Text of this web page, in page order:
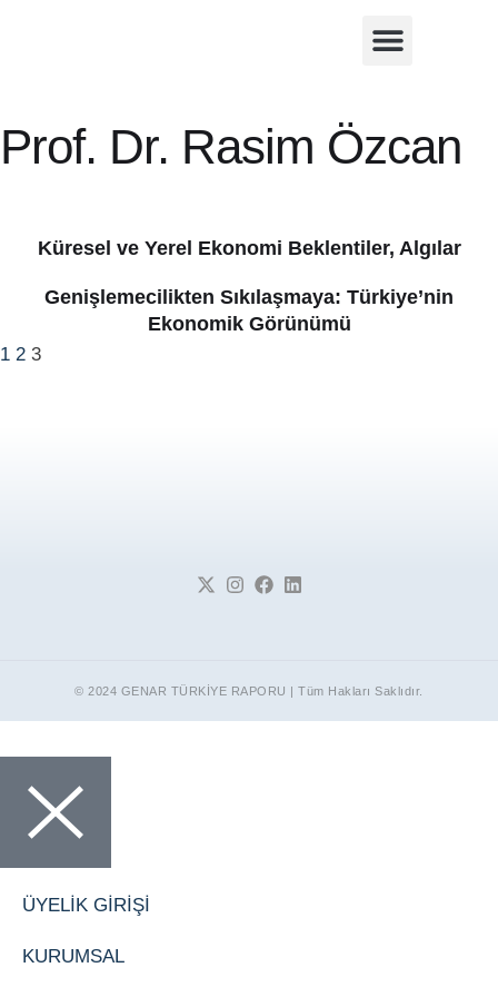
Prof. Dr. Rasim Özcan
Küresel ve Yerel Ekonomi Beklentiler, Algılar
Genişlemecilikten Sıkılaşmaya: Türkiye’nin
Ekonomik Görünümü
1 2 3
© 2024 GENAR TÜRKİYE RAPORU | Tüm Hakları Saklıdır.
ÜYELİK GİRİŞİ
KURUMSAL